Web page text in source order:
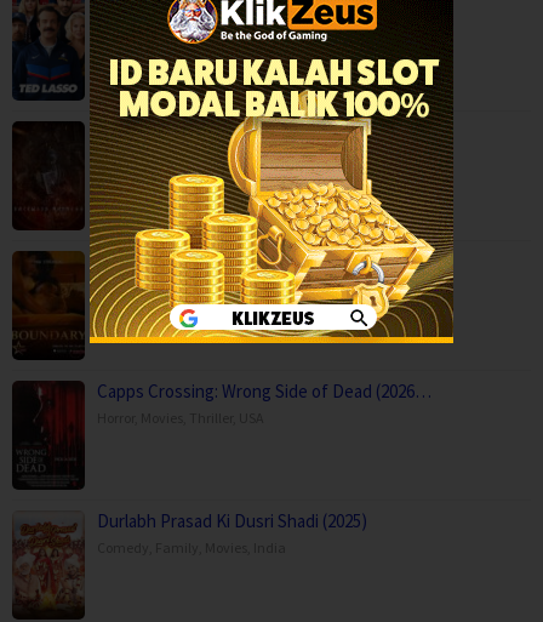
Comedy,Drama,Serial TV,USA
Backwood Madness (2025)
Fantasy,Horror,Movies,Finland
Boundary (2026)
Movies,Romance,
Capps Crossing: Wrong Side of Dead (2026…
Durlabh Prasad Ki Dusri Shadi (2025)